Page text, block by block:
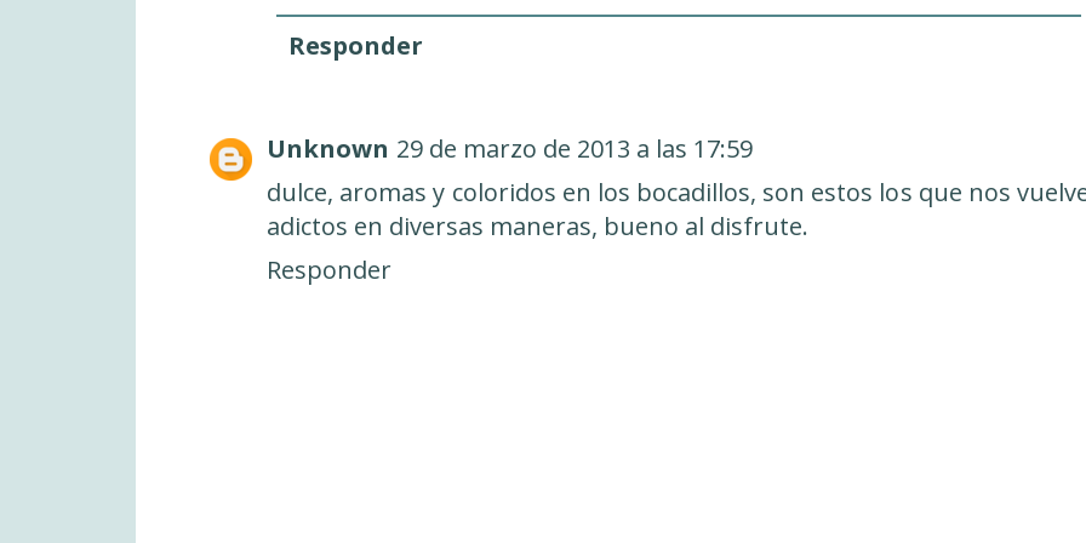
Responder
Unknown 29 de marzo de 2013 a las 17:59
dulce, aromas y coloridos en los bocadillos, son estos los que nos
adictos en diversas maneras, bueno al disfrute.
Responder